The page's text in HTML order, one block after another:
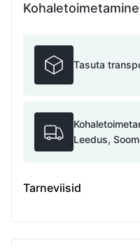
Kohaletoimetamine
Tasuta
Leedus,
Tarneviisid